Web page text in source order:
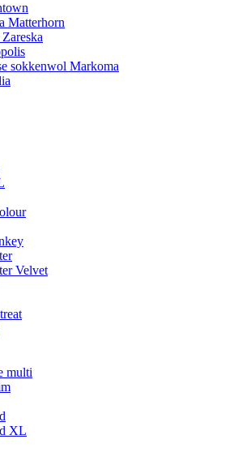
Matterhorn
sokkenwol Markoma
Velvet
multi
XL